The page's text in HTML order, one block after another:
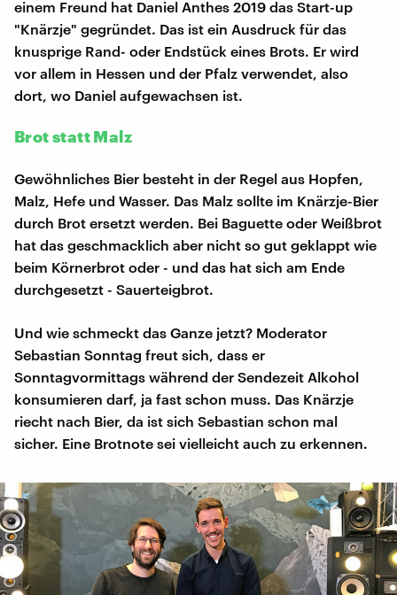
einem Freund hat Daniel Anthes 2019 das Start-up
"Knärzje" gegründet. Das ist ein Ausdruck für das
knusprige Rand- oder Endstück eines Brots. Er wird
vor allem in Hessen und der Pfalz verwendet, also
dort, wo Daniel aufgewachsen ist.
Brot statt Malz
Gewöhnliches Bier besteht in der Regel aus Hopfen,
Malz, Hefe und Wasser. Das Malz sollte im Knärzje-Bier
durch Brot ersetzt werden. Bei Baguette oder Weißbrot
hat das geschmacklich aber nicht so gut geklappt wie
beim Körnerbrot oder - und das hat sich am Ende
durchgesetzt - Sauerteigbrot.
Und wie schmeckt das Ganze jetzt? Moderator
Sebastian Sonntag freut sich, dass er
Sonntagvormittags während der Sendezeit Alkohol
konsumieren darf, ja fast schon muss. Das Knärzje
riecht nach Bier, da ist sich Sebastian schon mal
sicher. Eine Brotnote sei vielleicht auch zu erkennen.